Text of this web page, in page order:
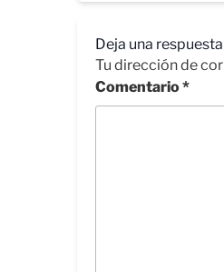
Deja una respuesta
Tu dirección de
Comentario*